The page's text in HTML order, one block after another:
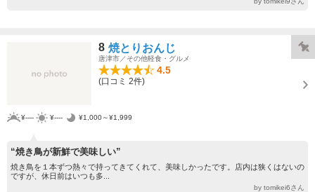
8 焼とりおんじ
唐津市／その他軽食・グルメ
4.5
(口コミ 2件)
¥---- ¥---- ¥1,000～¥1,999
“焼き鳥が新鮮で美味しい”
焼き鳥を１本ずつ熱々で持ってきてくれて、美味しかったです。店内は狭くはないの
ですが、休日前はいつも多...
by tomikei6さん